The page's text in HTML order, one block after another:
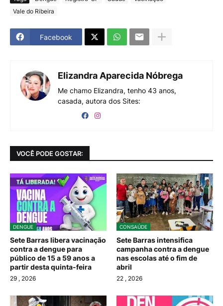
Vale do Ribeira
Facebook
Elizandra Aparecida Nóbrega
Me chamo Elizandra, tenho 43 anos,
casada, autora dos Sites:
VOCÊ PODE GOSTAR:
DENGUE
Sete Barras libera vacinação
contra a dengue para
público de 15 a 59 anos a
partir desta quinta-feira
29 , 2026
CONSAÚDE
Sete Barras intensifica
campanha contra a dengue
nas escolas até o fim de
abril
22 , 2026